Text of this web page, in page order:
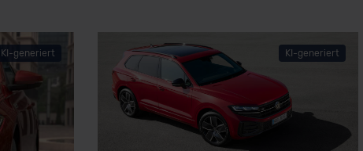
KI-generiert KI-generiert